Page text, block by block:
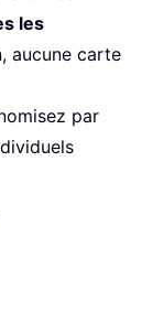
les
aucune carte
par